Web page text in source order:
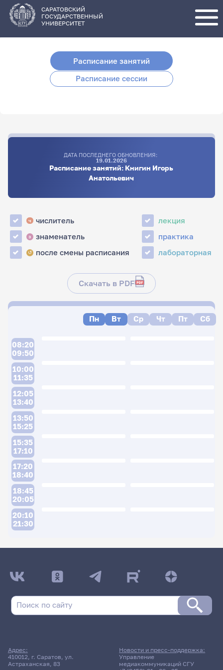
основному
содержанию
САРАТОВСКИЙ
ГОСУДАРСТВЕННЫЙ
УНИВЕРСИТЕТ
Расписание занятий
Расписание сессии
ДАТА ПОСЛЕДНЕГО ОБНОВЛЕНИЯ:
19.01.2026
Расписание занятий: Книгин Игорь
Анатольевич
ч числитель
з знаменатель
↺ после смены расписания
лекция
практика
лабораторная
Скачать в PDF
Пн Вт Ср Чт Пт Сб
08:20
09:50
10:00
11:35
12:05
13:40
13:50
15:25
15:35
17:10
17:20
18:40
18:45
20:05
20:10
21:30
ДАТА ПОСЛЕДНЕГО ОБНОВЛЕНИЯ:
19.01.2026
Методы и методики анализа
художественного текста в
Адрес:
410012, г. Саратов, ул.
Астраханская, 83
Новости и пресс-поддержка:
Управление
медиакоммуникаций СГУ